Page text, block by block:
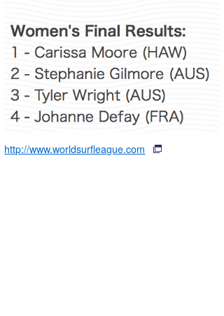
http://www.worldsurfleague.com